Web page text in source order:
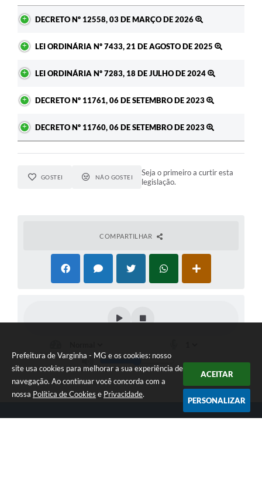
Prefeitura de Varginha - MG e os cookies: nosso
site usa cookies para melhorar a sua experiência de
navegação. Ao continuar você concorda com a
nossa Política de Cookies e Privacidade.
ACEITAR
PERSONALIZAR
DECRETO Nº 12558, 03 DE MARÇO DE 2026
LEI ORDINÁRIA Nº 7433, 21 DE AGOSTO DE 2025
LEI ORDINÁRIA Nº 7283, 18 DE JULHO DE 2024
DECRETO Nº 11761, 06 DE SETEMBRO DE 2023
DECRETO Nº 11760, 06 DE SETEMBRO DE 2023
GOSTEI NÃO GOSTEI
Seja o primeiro a curtir esta
legislação.
COMPARTILHAR